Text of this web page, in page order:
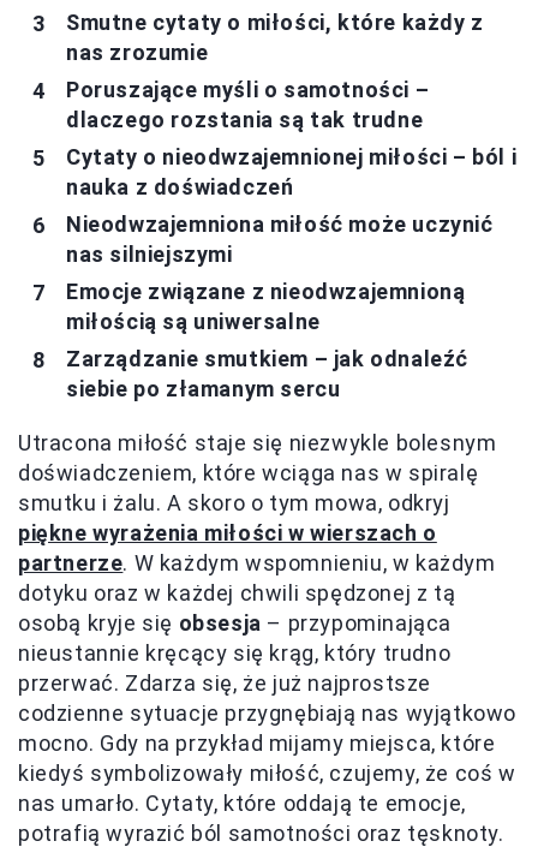
Smutne cytaty o miłości, które każdy z
nas zrozumie
Poruszające myśli o samotności –
dlaczego rozstania są tak trudne
Cytaty o nieodwzajemnionej miłości – ból i
nauka z doświadczeń
Nieodwzajemniona miłość może uczynić
nas silniejszymi
Emocje związane z nieodwzajemnioną
miłością są uniwersalne
Zarządzanie smutkiem – jak odnaleźć
siebie po złamanym sercu
Utracona miłość staje się niezwykle bolesnym
doświadczeniem, które wciąga nas w spiralę
smutku i żalu. A skoro o tym mowa, odkryj
piękne wyrażenia miłości w wierszach o
partnerze. W każdym wspomnieniu, w każdym
dotyku oraz w każdej chwili spędzonej z tą
osobą kryje się obsesja – przypominająca
nieustannie kręcący się krąg, który trudno
przerwać. Zdarza się, że już najprostsze
codzienne sytuacje przygnębiają nas wyjątkowo
mocno. Gdy na przykład mijamy miejsca, które
kiedyś symbolizowały miłość, czujemy, że coś w
nas umarło. Cytaty, które oddają te emocje,
potrafią wyrazić ból samotności oraz tęsknoty.